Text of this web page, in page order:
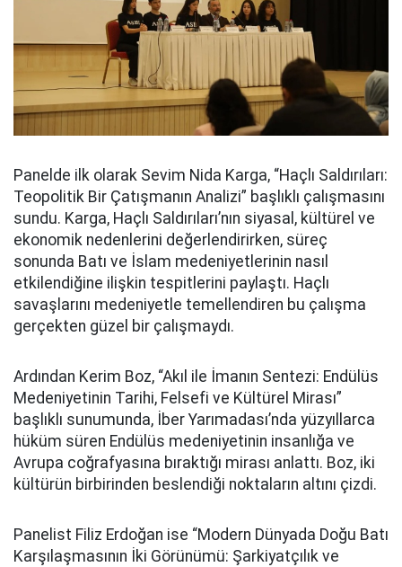
Panelde ilk olarak Sevim Nida Karga, “Haçlı Saldırıları:
Teopolitik Bir Çatışmanın Analizi” başlıklı çalışmasını
sundu. Karga, Haçlı Saldırıları’nın siyasal, kültürel ve
ekonomik nedenlerini değerlendirirken, süreç
sonunda Batı ve İslam medeniyetlerinin nasıl
etkilendiğine ilişkin tespitlerini paylaştı. Haçlı
savaşlarını medeniyetle temellendiren bu çalışma
gerçekten güzel bir çalışmaydı.
Ardından Kerim Boz, “Akıl ile İmanın Sentezi: Endülüs
Medeniyetinin Tarihi, Felsefi ve Kültürel Mirası”
başlıklı sunumunda, İber Yarımadası’nda yüzyıllarca
hüküm süren Endülüs medeniyetinin insanlığa ve
Avrupa coğrafyasına bıraktığı mirası anlattı. Boz, iki
kültürün birbirinden beslendiği noktaların altını çizdi.
Panelist Filiz Erdoğan ise “Modern Dünyada Doğu Batı
Karşılaşmasının İki Görünümü: Şarkiyatçılık ve